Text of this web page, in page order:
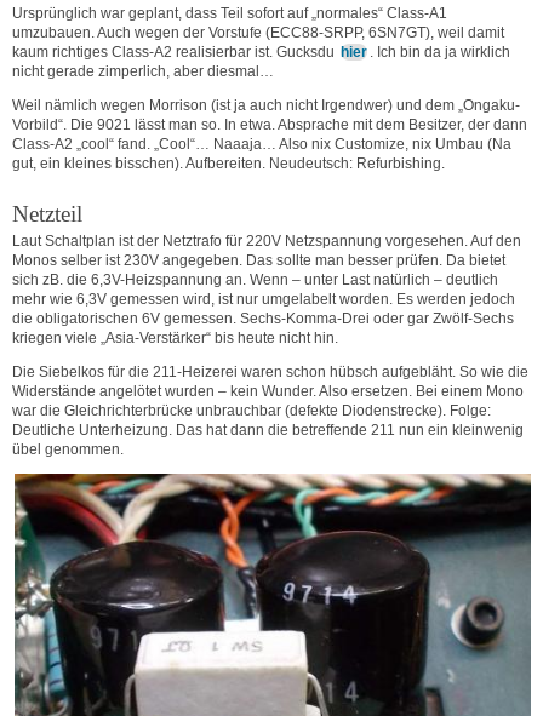
Ursprünglich war geplant, dass Teil sofort auf „normales“ Class-A1
umzubauen. Auch wegen der Vorstufe (ECC88-SRPP, 6SN7GT), weil damit
kaum richtiges Class-A2 realisierbar ist. Gucksdu hier
. Ich bin da ja wirklich
nicht gerade zimperlich, aber diesmal…
Weil nämlich wegen Morrison (ist ja auch nicht Irgendwer) und dem „Ongaku-
Vorbild“. Die 9021 lässt man so. In etwa. Absprache mit dem Besitzer, der dann
Class-A2 „cool“ fand. „Cool“… Naaaja… Also nix Customize, nix Umbau (Na
gut, ein kleines bisschen). Aufbereiten. Neudeutsch: Refurbishing.
Netzteil
Laut Schaltplan ist der Netztrafo für 220V Netzspannung vorgesehen. Auf den
Monos selber ist 230V angegeben. Das sollte man besser prüfen. Da bietet
sich zB. die 6,3V-Heizspannung an. Wenn – unter Last natürlich – deutlich
mehr wie 6,3V gemessen wird, ist nur umgelabelt worden. Es werden jedoch
die obligatorischen 6V gemessen. Sechs-Komma-Drei oder gar Zwölf-Sechs
kriegen viele „Asia-Verstärker“ bis heute nicht hin.
Die Siebelkos für die 211-Heizerei waren schon hübsch aufgebläht. So wie die
Widerstände angelötet wurden – kein Wunder. Also ersetzen. Bei einem Mono
war die Gleichrichterbrücke unbrauchbar (defekte Diodenstrecke). Folge:
Deutliche Unterheizung. Das hat dann die betreffende 211 nun ein kleinwenig
übel genommen.